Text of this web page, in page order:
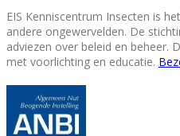
EIS Kenniscentrum Insecten is
andere ongewervelden. De
adviezen over beleid en beheer.
met voorlichting en educatie.